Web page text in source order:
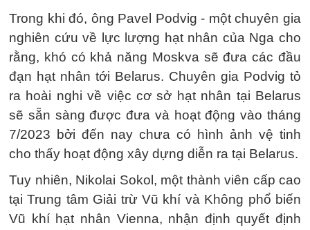
Trong khi đó, ông Pavel Podvig - một chuyên gia
nghiên cứu về lực lượng hạt nhân của Nga cho
rằng, khó có khả năng Moskva sẽ đưa các đầu
đạn hạt nhân tới Belarus. Chuyên gia Podvig tỏ
ra hoài nghi về việc cơ sở hạt nhân tại Belarus
sẽ sẵn sàng được đưa và hoạt động vào tháng
7/2023 bởi đến nay chưa có hình ảnh vệ tinh
cho thấy hoạt động xây dựng diễn ra tại Belarus.
Tuy nhiên, Nikolai Sokol, một thành viên cấp cao
tại Trung tâm Giải trừ Vũ khí và Không phổ biến
Vũ khí hạt nhân Vienna, nhận định quyết định